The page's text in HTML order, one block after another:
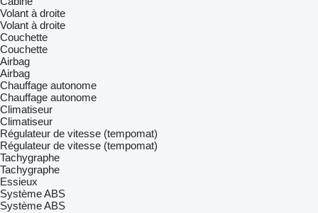
Volant à droite
Volant à droite
Couchette
Couchette
Airbag
Airbag
Chauffage autonome
Chauffage autonome
Climatiseur
Climatiseur
Régulateur de vitesse (tempomat)
Régulateur de vitesse (tempomat)
Tachygraphe
Tachygraphe
Essieux
Système ABS
Système ABS